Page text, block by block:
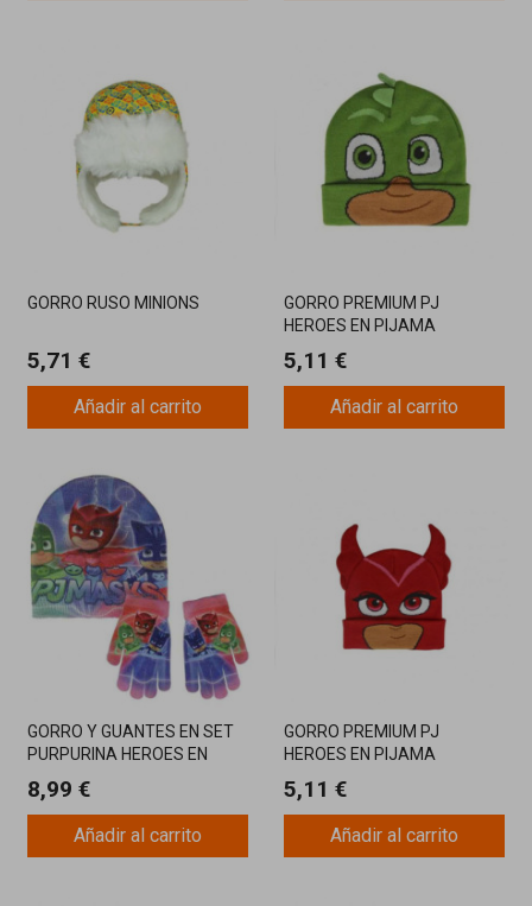
GORRO RUSO MINIONS
5,71 €
Añadir al carrito
GORRO PREMIUM PJ
HEROES EN PIJAMA
5,11 €
Añadir al carrito
GORRO Y GUANTES EN SET
PURPURINA HEROES EN
8,99 €
Añadir al carrito
GORRO PREMIUM PJ
HEROES EN PIJAMA
5,11 €
Añadir al carrito